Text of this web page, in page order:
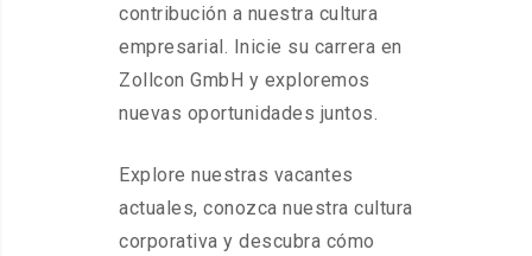
contribución a nuestra cultura
empresarial. Inicie su carrera en
Zollcon GmbH y exploremos
nuevas oportunidades juntos.
Explore nuestras vacantes
actuales, conozca nuestra cultura
corporativa y descubra cómo